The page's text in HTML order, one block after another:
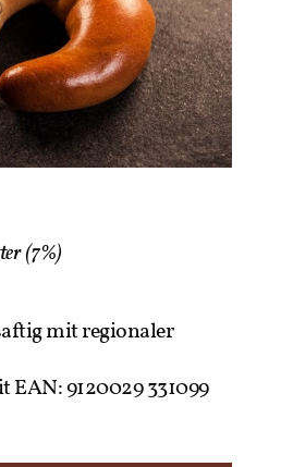
(7%)
mit regionaler
EAN: 9120029 331099